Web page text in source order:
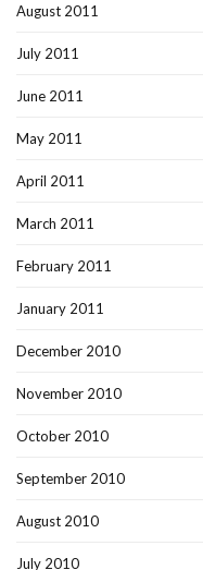
August 2011
July 2011
June 2011
May 2011
April 2011
March 2011
February 2011
January 2011
December 2010
November 2010
October 2010
September 2010
August 2010
July 2010